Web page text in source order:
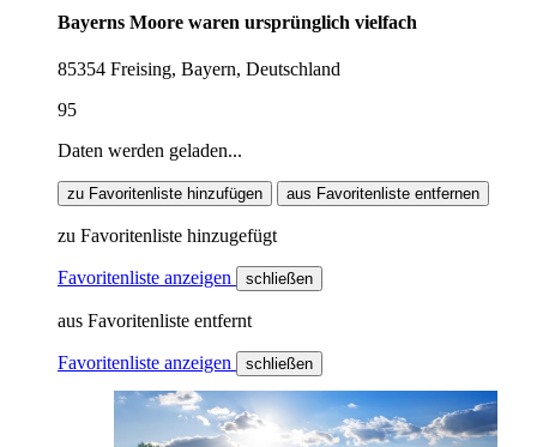
Bayerns Moore waren ursprünglich vielfach
85354 Freising, Bayern, Deutschland
95
Daten werden geladen...
zu Favoritenliste hinzufügen aus Favoritenliste entfernen
zu Favoritenliste hinzugefügt
Favoritenliste anzeigen schließen
aus Favoritenliste entfernt
Favoritenliste anzeigen schließen